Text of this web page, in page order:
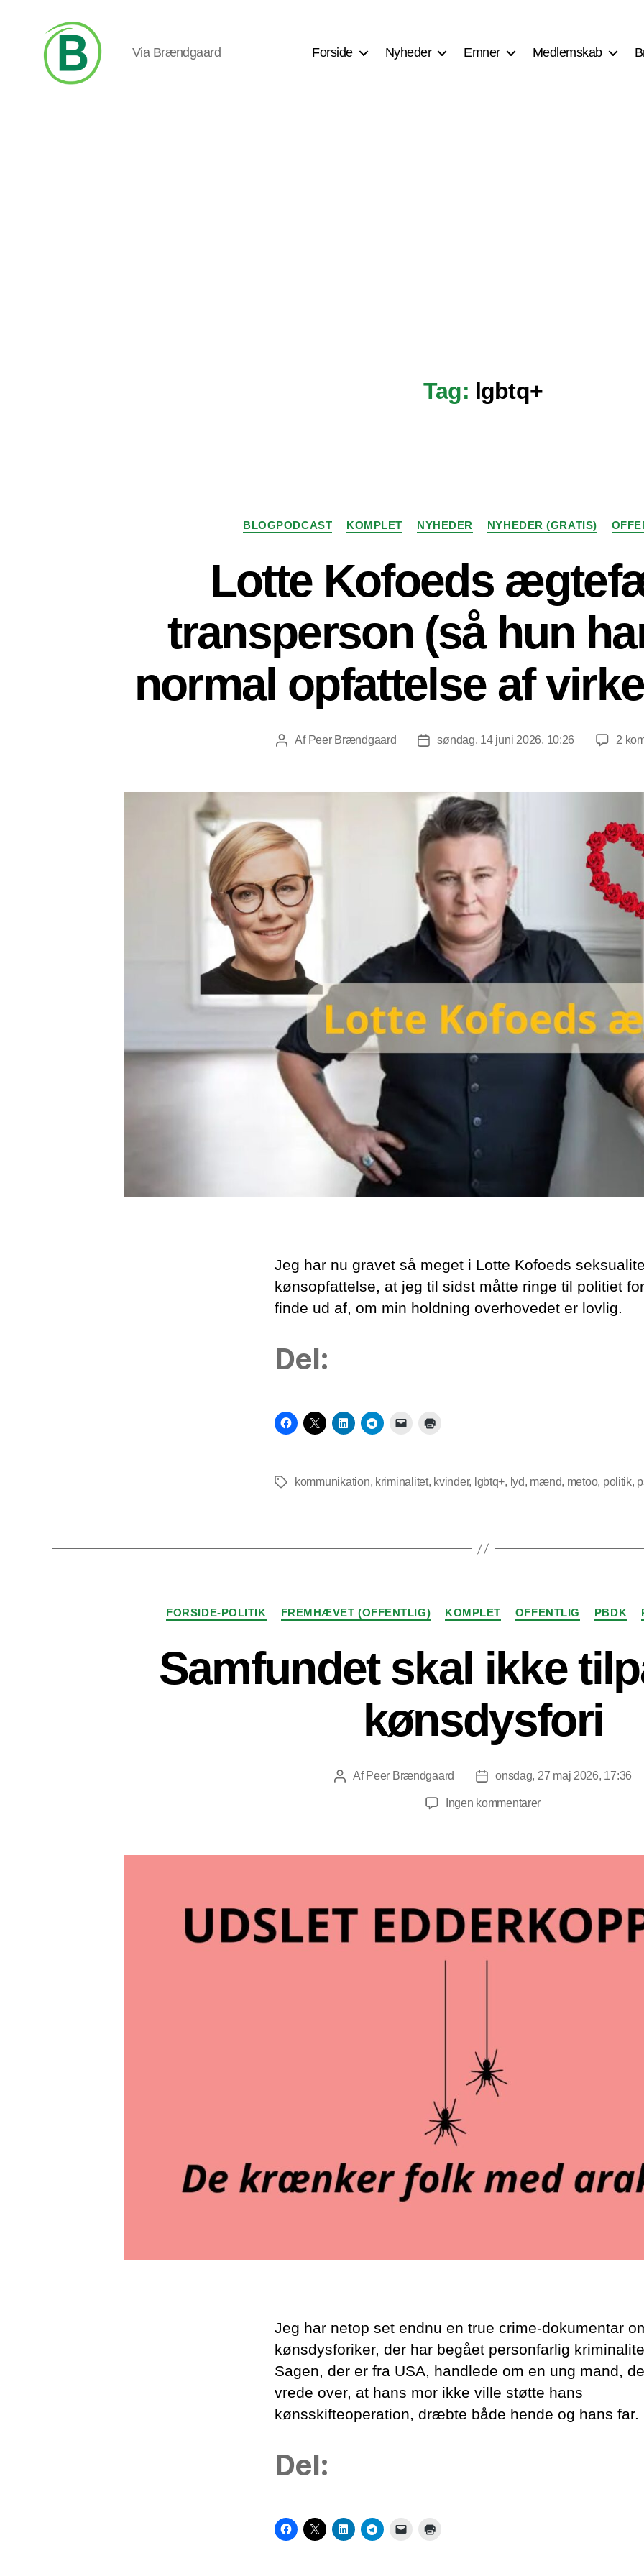
Via Brændgaard Forside Nyheder Emner Medlemskab
Tag: lgbtq+
Kategorier
BLOGPODCAST KOMPLET NYHEDER NYHEDER (GRATIS)
Lotte Kofoeds
transperson (så hun
normal opfattelse af
Indlægsforfatter
Af Peer Brændgaard Indlægsdato
søndag, 14 juni 2026, 10:26 2
Jeg har nu gravet så meget i Lotte Kofoeds
kønsopfattelse, at jeg til sidst måtte ringe til politiet
finde ud af, om min holdning overhovedet er lovlig.
Del:
Tagskommunikation, kriminalitet, kvinder, lgbtq+, lyd, mænd, metoo, politik,
Kategorier
FORSIDE-POLITIK FREMHÆVET (OFFENTLIG) KOMPLET OFFENTLIG PBDK
Samfundet skal ikke
kønsdysfori
Indlægsforfatter
Af Peer Brændgaard Indlægsdato
onsdag, 27 maj 2026, 17:36
Ingen kommentarertil
ikke
kønsdysfori
Jeg har netop set endnu en true crime-dokumentar
kønsdysforiker, der har begået personfarlig
Sagen, der er fra USA, handlede om en ung mand,
vrede over, at hans mor ikke ville støtte hans
kønsskifteoperation, dræbte både hende og hans far.
Del: